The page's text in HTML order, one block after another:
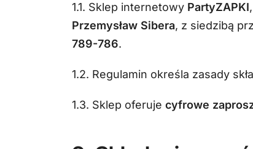
1.1. Sklep internetowy PartyZAPKI
Przemysław Sibera, z siedzibą
789-786.
1.2. Regulamin określa zasady
1.3. Sklep oferuje cyfrowe